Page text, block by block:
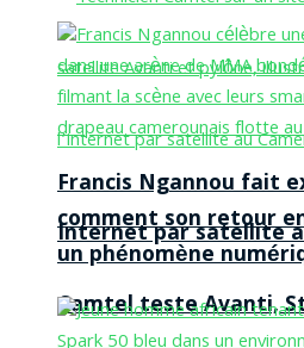
Internet par satellite
Camtel teste Avanti,
Francis Ngannou fait
comment son retour
un phénomène